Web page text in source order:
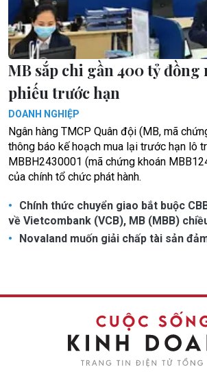
MB sắp chi gần 400 tỷ
phiếu trước hạn
DOANH NGHIỆP
Ngân hàng TMCP Quân đội (MB, mã
thông báo kế hoạch mua lại trước hạn lô
MBBH2430001 (mã chứng khoán
của chính tổ chức phát hành.
Chính thức chuyển giao bắt buộc
về Vietcombank (VCB), MB (MBB)
Novaland muốn giải chấp tài sản